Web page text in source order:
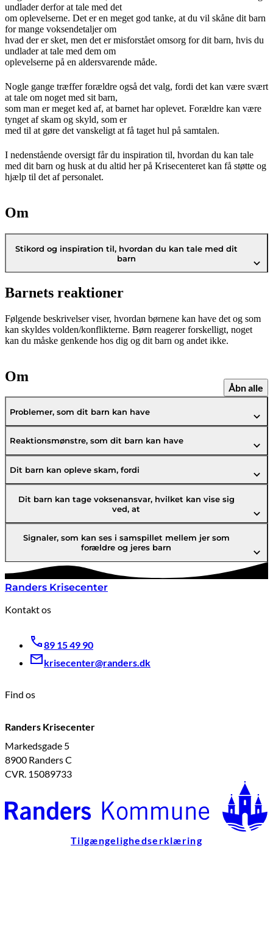
undlader derfor at tale med det
om oplevelserne. Det er en meget god tanke, at du vil skåne dit barn
for mange voksendetaljer om
hvad der er sket, men det er misforstået omsorg for dit barn, hvis du
undlader at tale med dem om
oplevelserne på en aldersvarende måde.
Nogle gange træffer forældre også det valg, fordi det kan være svært
at tale om noget med sit barn,
som man er meget ked af, at barnet har oplevet. Forældre kan være
tynget af skam og skyld, som er
med til at gøre det vanskeligt at få taget hul på samtalen.
I nedenstående oversigt får du inspiration til, hvordan du kan tale
med dit barn og husk at du altid her på Krisecenteret kan få støtte og
hjælp til det af personalet.
Om
Stikord og inspiration til, hvordan du kan tale med dit
barn
Barnets reaktioner
Følgende beskrivelser viser, hvordan børnene kan have det og som
kan skyldes volden/konflikterne. Børn reagerer forskelligt, noget
kan du måske genkende hos dig og dit barn og andet ikke.
Om
Åbn alle
Problemer, som dit barn kan have
Reaktionsmønstre, som dit barn kan have
Dit barn kan opleve skam, fordi
Dit barn kan tage voksenansvar, hvilket kan vise sig
ved, at
Signaler, som kan ses i samspillet mellem jer som
forældre og jeres barn
Randers Krisecenter
Kontakt os
89 15 49 90
krisecenter@randers.dk
Find os
Randers Krisecenter
Markedsgade 5
8900 Randers C
CVR. 15089733
Tilgængelighedserklæring